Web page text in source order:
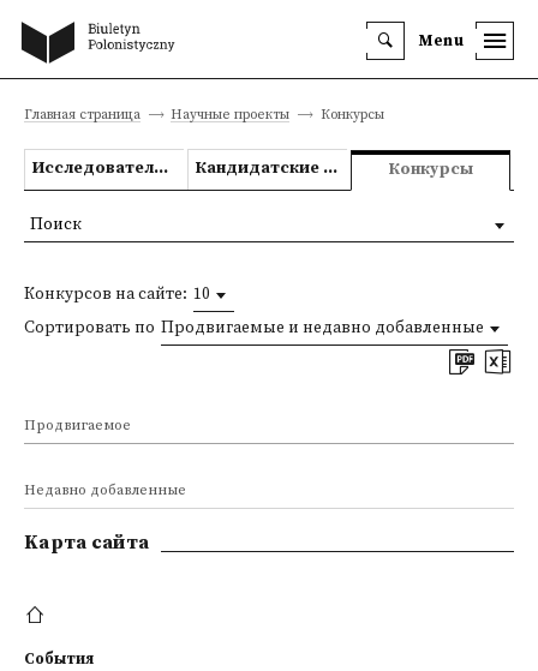
Menu
Главная страница Научные проекты Конкурсы
Исследовательские проекты Кандидатские и докторские диссертации Конкурсы
Конкурсов на сайте: 10
Сортировать по Продвигаемые и недавно добавленные
Продвигаемое
Недавно добавленные
Поиск
Kарта сайта
События